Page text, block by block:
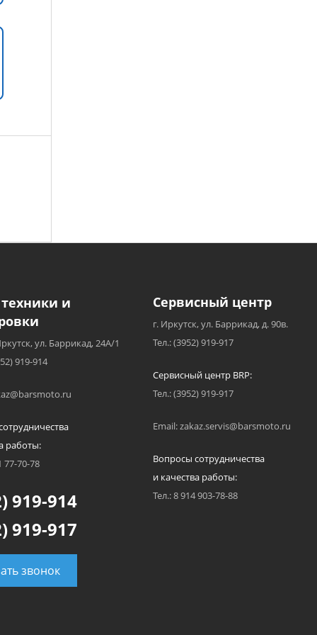
и
ул. Баррикад, 24А/1
919-914
работы:
77-70-78
919-914
919-917
звонок
Сервисный центр
г. Иркутск, ул. Баррикад, д. 90в.
Тел.: (3952) 919-917
Сервисный центр BRP:
Тел.: (3952) 919-917
Email: zakaz.servis@barsmoto.ru
Вопросы сотрудничества
и качества работы:
Тел.: 8 914 903-78-88